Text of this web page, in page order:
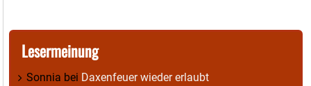
Lesermeinung
Sonnia bei Daxenfeuer wieder erlaubt